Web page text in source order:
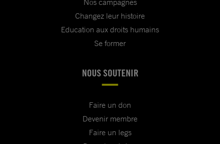
Changez leur histoire
Education aux droits humains
Se former
NOUS SOUTENIR
Faire un don
Devenir membre
Faire un legs